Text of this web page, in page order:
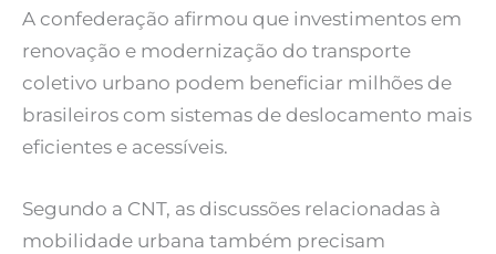
A confederação afirmou que investimentos em
renovação e modernização do transporte
coletivo urbano podem beneficiar milhões de
brasileiros com sistemas de deslocamento mais
eficientes e acessíveis.
Segundo a CNT, as discussões relacionadas à
mobilidade urbana também precisam